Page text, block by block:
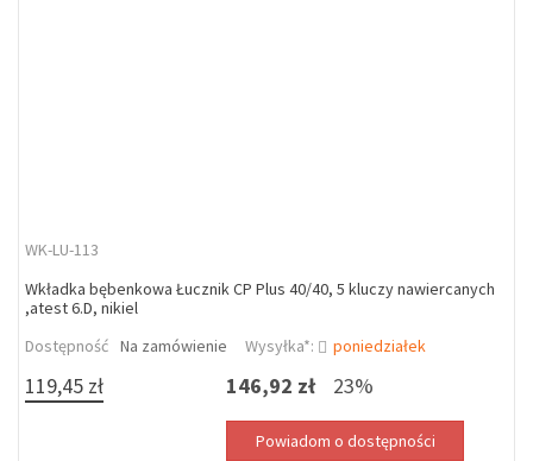
WK-LU-113
Wkładka bębenkowa Łucznik CP Plus 40/40, 5 kluczy nawiercanych
,atest 6.D, nikiel
Dostępność Na zamówienie Wysyłka*: poniedziałek
119,45 zł 146,92 zł 23%